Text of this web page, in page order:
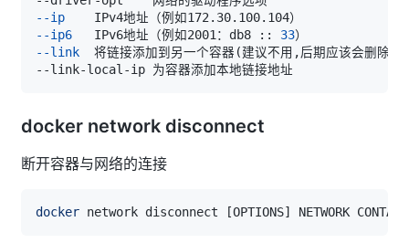
--ip
--ip6
	IPv6地址（例如2001：db8 ::
33
--link
	将链接添加到另一个容器
(建议不用,后期应该会删除的
docker network disconnect
断开容器与网络的连接
docker network disconnect [OPTIONS]